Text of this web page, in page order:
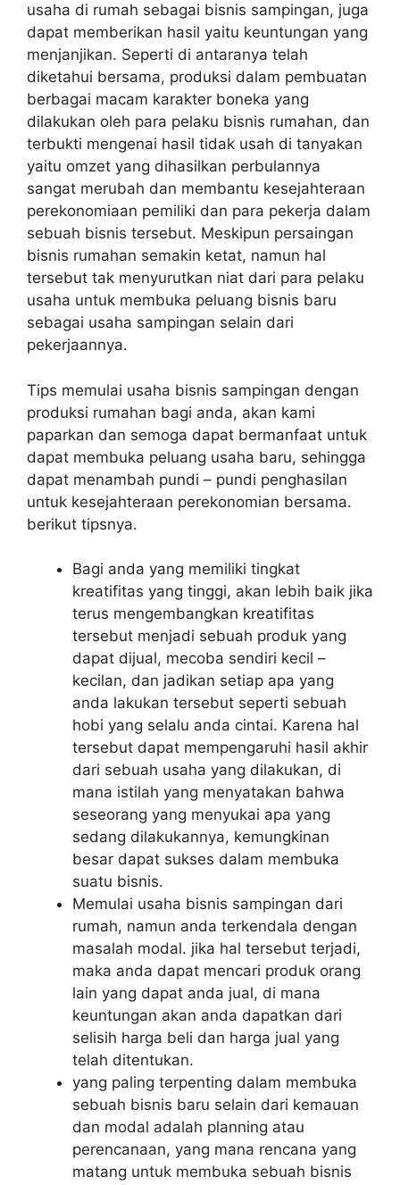
usaha di rumah sebagai bisnis sampingan, juga
dapat memberikan hasil yaitu keuntungan yang
menjanjikan. Seperti di antaranya telah
diketahui bersama, produksi dalam pembuatan
berbagai macam karakter boneka yang
dilakukan oleh para pelaku bisnis rumahan, dan
terbukti mengenai hasil tidak usah di tanyakan
yaitu omzet yang dihasilkan perbulannya
sangat merubah dan membantu kesejahteraan
perekonomiaan pemiliki dan para pekerja dalam
sebuah bisnis tersebut. Meskipun persaingan
bisnis rumahan semakin ketat, namun hal
tersebut tak menyurutkan niat dari para pelaku
usaha untuk membuka peluang bisnis baru
sebagai usaha sampingan selain dari
pekerjaannya.
Tips memulai usaha bisnis sampingan dengan
produksi rumahan bagi anda, akan kami
paparkan dan semoga dapat bermanfaat untuk
dapat membuka peluang usaha baru, sehingga
dapat menambah pundi – pundi penghasilan
untuk kesejahteraan perekonomian bersama.
berikut tipsnya.
Bagi anda yang memiliki tingkat
kreatifitas yang tinggi, akan lebih baik jika
terus mengembangkan kreatifitas
tersebut menjadi sebuah produk yang
dapat dijual, mecoba sendiri kecil –
kecilan, dan jadikan setiap apa yang
anda lakukan tersebut seperti sebuah
hobi yang selalu anda cintai. Karena hal
tersebut dapat mempengaruhi hasil akhir
dari sebuah usaha yang dilakukan, di
mana istilah yang menyatakan bahwa
seseorang yang menyukai apa yang
sedang dilakukannya, kemungkinan
besar dapat sukses dalam membuka
suatu bisnis.
Memulai usaha bisnis sampingan dari
rumah, namun anda terkendala dengan
masalah modal. jika hal tersebut terjadi,
maka anda dapat mencari produk orang
lain yang dapat anda jual, di mana
keuntungan akan anda dapatkan dari
selisih harga beli dan harga jual yang
telah ditentukan.
yang paling terpenting dalam membuka
sebuah bisnis baru selain dari kemauan
dan modal adalah planning atau
perencanaan, yang mana rencana yang
matang untuk membuka sebuah bisnis